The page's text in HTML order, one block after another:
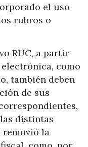
el uso
rubros o
RUC, a partir
como
también deben
de sus
distintas
removió la